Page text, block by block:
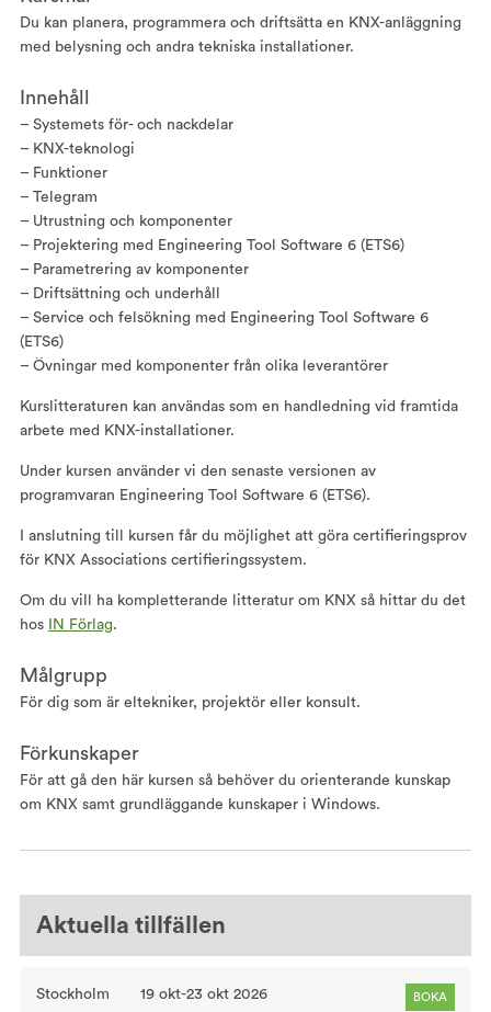
Du kan planera, programmera och driftsätta en KNX-anläggning
med belysning och andra tekniska installationer.
Innehåll
– Systemets för- och nackdelar
– KNX-teknologi
– Funktioner
– Telegram
– Utrustning och komponenter
– Projektering med Engineering Tool Software 6 (ETS6)
– Parametrering av komponenter
– Driftsättning och underhåll
– Service och felsökning med Engineering Tool Software 6
(ETS6)
– Övningar med komponenter från olika leverantörer
Kurslitteraturen kan användas som en handledning vid framtida
arbete med KNX-installationer.
Under kursen använder vi den senaste versionen av
programvaran Engineering Tool Software 6 (ETS6).
I anslutning till kursen får du möjlighet att göra certifieringsprov
för KNX Associations certifieringssystem.
Om du vill ha kompletterande litteratur om KNX så hittar du det
hos
IN Förlag.
Målgrupp
För dig som är eltekniker, projektör eller konsult.
Förkunskaper
För att gå den här kursen så behöver du orienterande kunskap
om KNX samt grundläggande kunskaper i Windows.
Aktuella tillfällen
BOKA
Stockholm 19 okt-23 okt 2026